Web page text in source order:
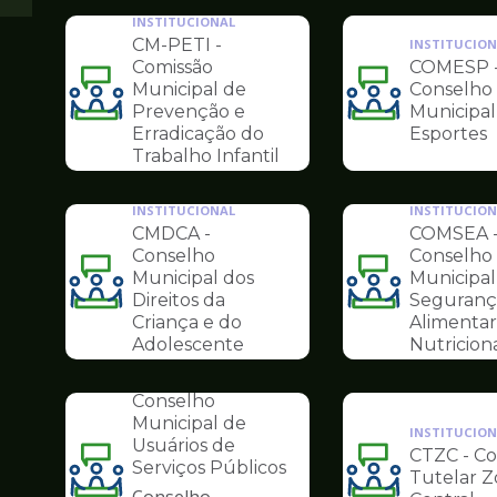
Ilustração
da
pagina
de
Conselhos
INSTITUCIONAL
CM-PETI -
Comissão
Municipal de
Prevenção e
Erradicação do
Trabalho Infantil
Ilustração
da
de
Conselhos
COMESP
Conselho
Esportes
Ilustração
da
pagina
de
Conselhos
INSTITUCIONAL
CMDCA -
Conselho
Municipal dos
Direitos da
Criança e do
Adolescente
Ilustração
da
pagina
de
Conselhos
COMSEA -
Conselho
Ilustração
INSTITUCIONAL
Conselho
Municipal de
Usuários de
Serviços Públicos
Ilustração
CTZC -
Tutelar